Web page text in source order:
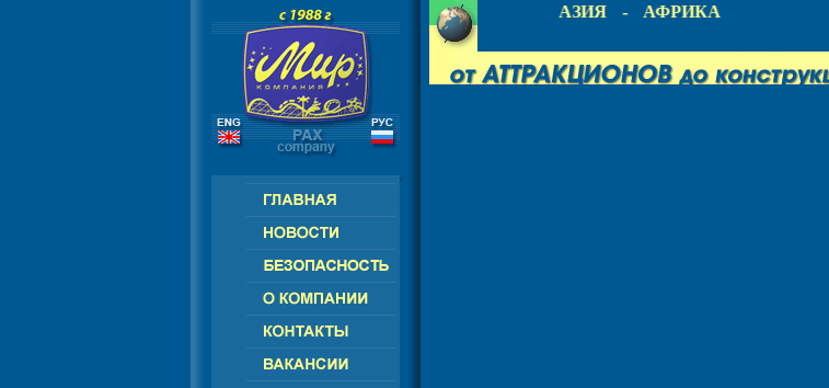
РОССИЯ - СНГ - ЕВРОПА - АМЕРИКА - АЗИЯ - АФРИКА